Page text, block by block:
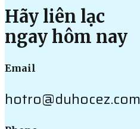
Hãy liên lạc
ngay hôm nay
Email
hotro@duhocez.com